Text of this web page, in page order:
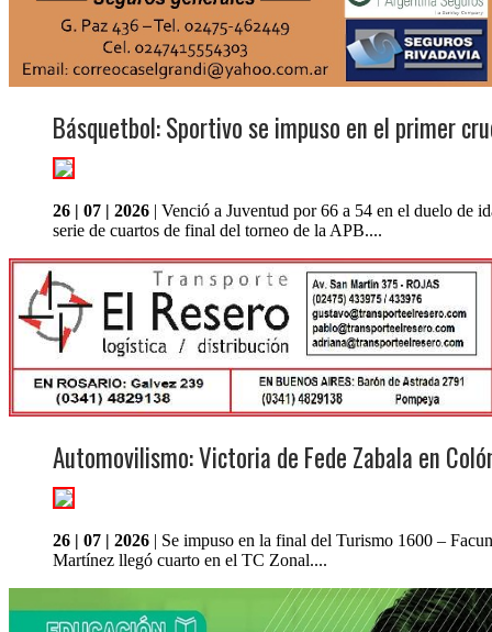
Básquetbol: Sportivo se impuso en el primer
26 | 07 | 2026 | Venció a Juventud por 66 a 54 en el duelo de
serie de cuartos de final del torneo de la APB....
Automovilismo: Victoria de Fede Zabala en
26 | 07 | 2026 | Se impuso en la final del Turismo 1600 –
Martínez llegó cuarto en el TC Zonal....